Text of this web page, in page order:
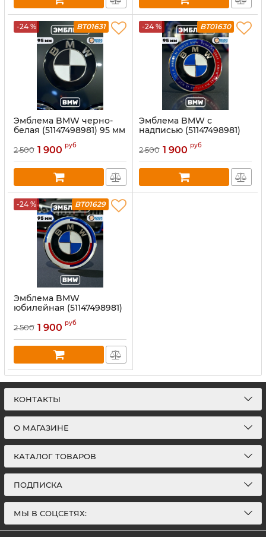
-24 % BT01631
Эмблема BMW черно-
белая (51147498981) 95 мм
2 500 1 900 руб
-24 % BT01630
Эмблема BMW с
надписью (51147498981)
2 500 1 900 руб
-24 % BT01629
Эмблема BMW
юбилейная (51147498981)
2 500 1 900 руб
КОНТАКТЫ
О МАГАЗИНЕ
КАТАЛОГ ТОВАРОВ
ПОДПИСКА
МЫ В СОЦСЕТЯХ: